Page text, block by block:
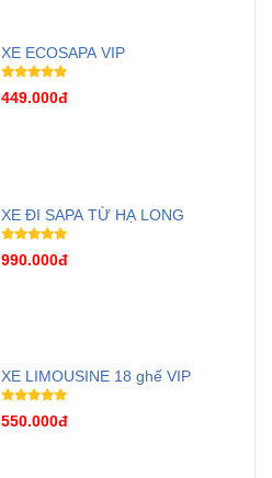
XE ECOSAPA VIP
449.000đ
XE ĐI SAPA TỪ HẠ LONG
990.000đ
XE LIMOUSINE 18 ghế VIP
550.000đ